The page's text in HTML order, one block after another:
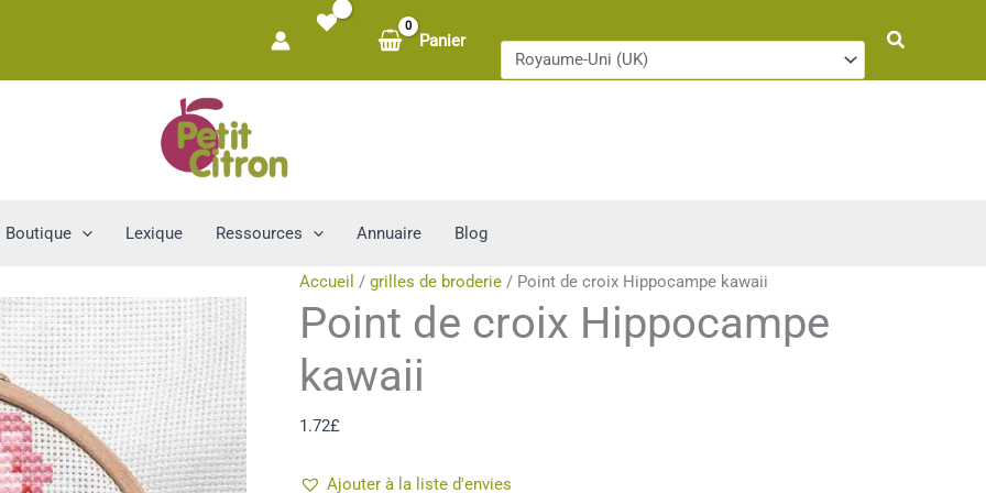
Panier Rechercher
Boutique Lexique Ressources Annuaire Blog
Accueil / grilles de broderie / Point de croix Hippocampe kawaii
Point de croix Hippocampe
kawaii
1.72£
Ajouter à la liste d'envies